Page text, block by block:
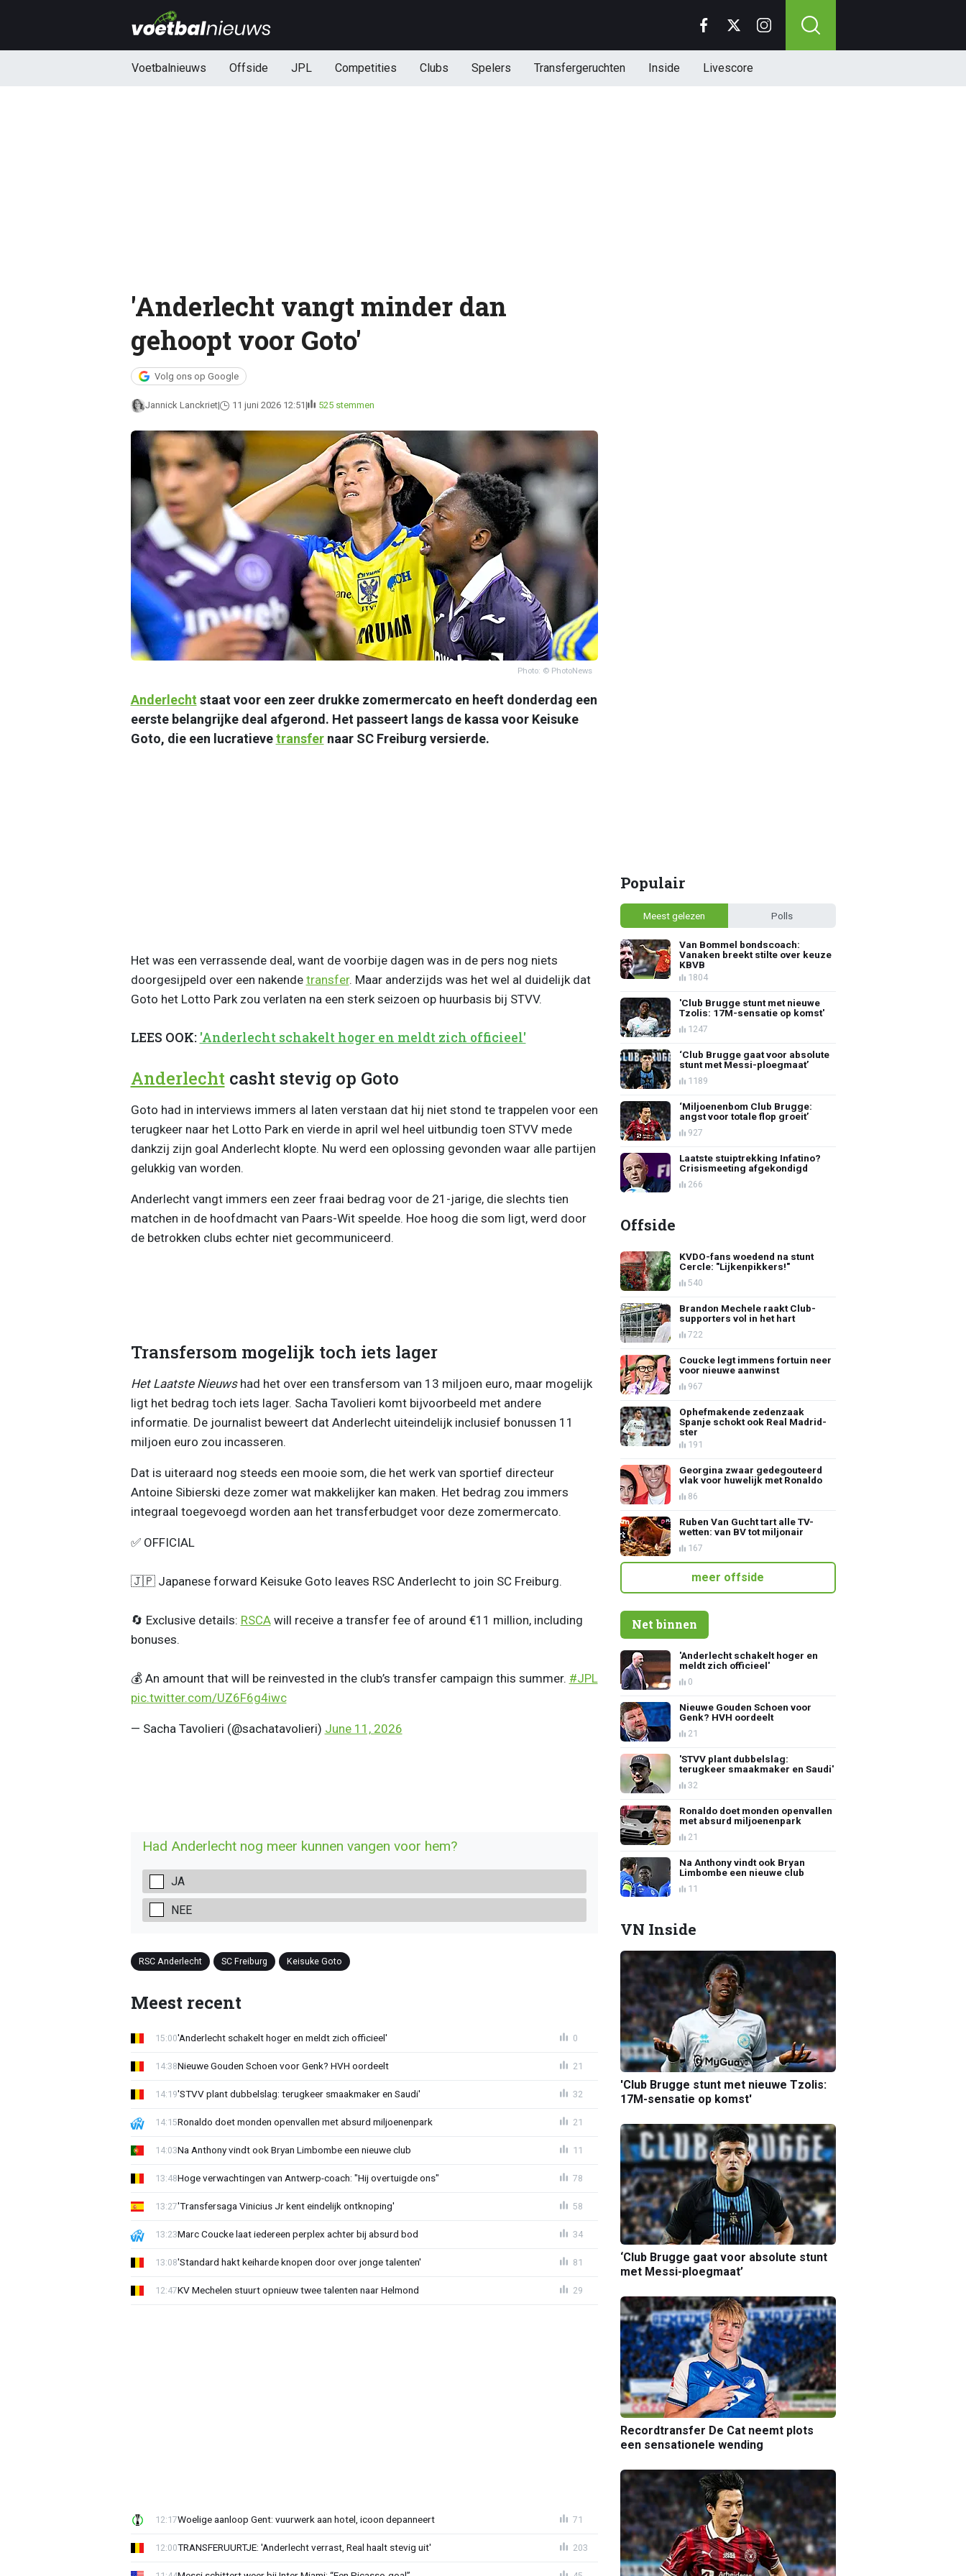
Voetbalnieuws Offside JPL Competities Clubs Spelers Transfergeruchten Inside Livescore
'Anderlecht vangt minder dan
gehoopt voor Goto'
Volg ons op Google
Jannick Lanckriet 11 juni 2026 12:51 525 stemmen
Photo: © PhotoNews
Anderlecht staat voor een zeer drukke zomermercato en heeft donderdag een
eerste belangrijke deal afgerond. Het passeert langs de kassa voor Keisuke
Goto, die een lucratievetransfernaar SC Freiburg versierde.
Het was een verrassende deal, want de voorbije dagen was in de pers nog niets
doorgesijpeld over een nakende transfer. Maar anderzijds was het wel al duidelijk dat
Goto het Lotto Park zou verlaten na een sterk seizoen op huurbasis bij STVV.
LEES OOK: 'Anderlecht schakelt hoger en meldt zich officieel'
Anderlechtcasht stevig op Goto
Goto had in interviews immers al laten verstaan dat hij niet stond te trappelen voor een
terugkeer naar het Lotto Park en vierde in april wel heel uitbundig toen STVV mede
dankzij zijn goal Anderlecht klopte. Nu werd een oplossing gevonden waar alle partijen
gelukkig van worden.
Anderlecht vangt immers een zeer fraai bedrag voor de 21-jarige, die slechts tien
matchen in de hoofdmacht van Paars-Wit speelde. Hoe hoog die som ligt, werd door
de betrokken clubs echter niet gecommuniceerd.
Transfersom mogelijk toch iets lager
Het Laatste Nieuws had het over een transfersom van 13 miljoen euro, maar mogelijk
ligt het bedrag toch iets lager. Sacha Tavolieri komt bijvoorbeeld met andere
informatie. De journalist beweert dat Anderlecht uiteindelijk inclusief bonussen 11
miljoen euro zou incasseren.
Dat is uiteraard nog steeds een mooie som, die het werk van sportief directeur
Antoine Sibierski deze zomer wat makkelijker kan maken. Het bedrag zou immers
integraal toegevoegd worden aan het transferbudget voor deze zomermercato.
✅ OFFICIAL
🇯🇵 Japanese forward Keisuke Goto leaves RSC Anderlecht to join SC Freiburg.
🔄 Exclusive details: RSCAwill receive a transfer fee of around €11 million, including
bonuses.
💰 An amount that will be reinvested in the club’s transfer campaign this summer. #JPL
pic.twitter.com/UZ6F6g4iwc
— Sacha Tavolieri (@sachatavolieri) June 11, 2026
Had Anderlecht nog meer kunnen vangen voor hem?
JA
NEE
RSC Anderlecht SC Freiburg Keisuke Goto
Meest recent
'Anderlecht schakelt hoger en meldt zich officieel'
15:00 0
Nieuwe Gouden Schoen voor Genk? HVH oordeelt
14:38 21
'STVV plant dubbelslag: terugkeer smaakmaker en Saudi'
14:19 32
Ronaldo doet monden openvallen met absurd miljoenenpark
14:15 21
Na Anthony vindt ook Bryan Limbombe een nieuwe club
14:03 11
Hoge verwachtingen van Antwerp-coach: "Hij overtuigde ons"
13:48 78
'Transfersaga Vinicius Jr kent eindelijk ontknoping'
13:27 58
Marc Coucke laat iedereen perplex achter bij absurd bod
13:23 34
'Standard hakt keiharde knopen door over jonge talenten'
13:08 81
KV Mechelen stuurt opnieuw twee talenten naar Helmond
12:47 29
Woelige aanloop Gent: vuurwerk aan hotel, icoon depanneert
12:17 71
TRANSFERUURTJE: 'Anderlecht verrast, Real haalt stevig uit'
12:00 203
Populair
Meest gelezen Polls
Van Bommel bondscoach:
Vanaken breekt stilte over keuze
KBVB
1804
'Club Brugge stunt met nieuwe
Tzolis: 17M-sensatie op komst'
1247
‘Club Brugge gaat voor absolute
stunt met Messi-ploegmaat’
1189
‘Miljoenenbom Club Brugge:
angst voor totale flop groeit’
927
Laatste stuiptrekking Infatino?
Crisismeeting afgekondigd
266
Offside
KVDO-fans woedend na stunt
Cercle: "Lijkenpikkers!"
540
Brandon Mechele raakt Club-
supporters vol in het hart
722
Coucke legt immens fortuin neer
voor nieuwe aanwinst
967
Ophefmakende zedenzaak
Spanje schokt ook Real Madrid-
ster
191
Georgina zwaar gedegouteerd
vlak voor huwelijk met Ronaldo
86
Ruben Van Gucht tart alle TV-
wetten: van BV tot miljonair
167
meer offside
Net binnen
'Anderlecht schakelt hoger en
meldt zich officieel'
0
Nieuwe Gouden Schoen voor
Genk? HVH oordeelt
21
'STVV plant dubbelslag:
terugkeer smaakmaker en Saudi'
32
Ronaldo doet monden openvallen
met absurd miljoenenpark
21
Na Anthony vindt ook Bryan
Limbombe een nieuwe club
11
VN Inside
'Club Brugge stunt met nieuwe Tzolis:
17M-sensatie op komst'
‘Club Brugge gaat voor absolute stunt
met Messi-ploegmaat’
Recordtransfer De Cat neemt plots
een sensationele wending